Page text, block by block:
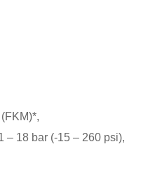
– 18 bar (-15 – 260 psi),